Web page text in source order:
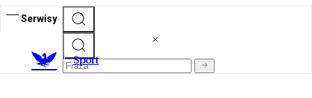
Serwisy
Sport